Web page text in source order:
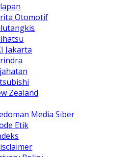
Otomotif
Jakarta
Zealand
Media Siber
Etik